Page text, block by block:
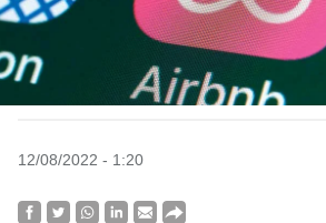
12/08/2022 - 1:20